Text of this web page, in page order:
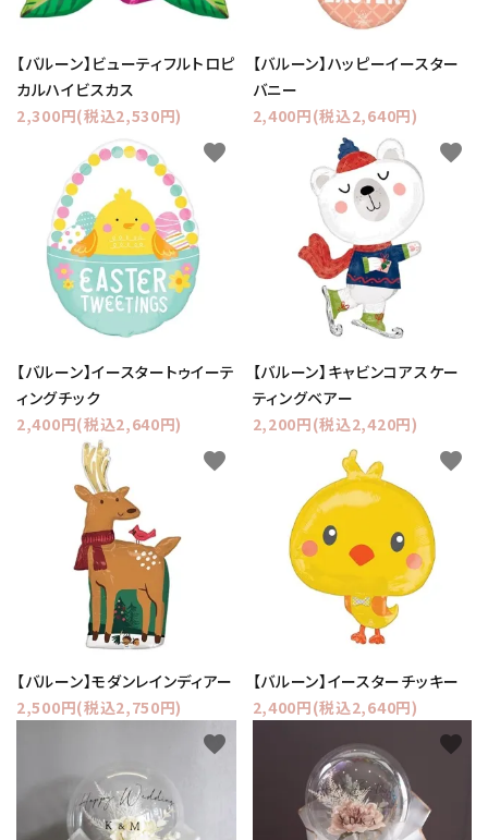
【バルーン】ビューティフルトロピ
カルハイビスカス
2,300円(税込2,530円)
【バルーン】ハッピーイースター
バニー
2,400円(税込2,640円)
【バルーン】イースタートゥイーテ
ィングチック
2,400円(税込2,640円)
favorite
【バルーン】キャビンコアスケー
ティングベアー
2,200円(税込2,420円)
favorite
【バルーン】モダンレインディアー
2,500円(税込2,750円)
favorite
【バルーン】イースターチッキー
2,400円(税込2,640円)
favorite
favorite favorite